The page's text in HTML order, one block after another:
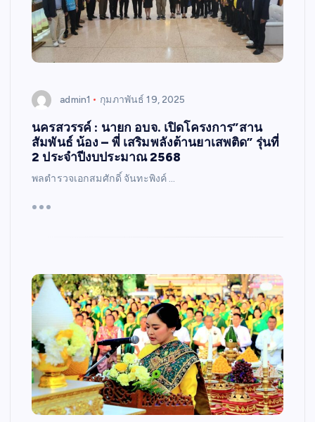
admin1 กุมภาพันธ์ 19, 2025
นครสวรรค์ : นายก อบจ. เปิดโครงการ”สาน
สัมพันธ์ น้อง – พี่ เสริมพลังต้านยาเสพติด” รุ่นที่
2 ประจำปีงบประมาณ 2568
พลตำรวจเอกสมศักดิ์ จันทะพิงค์ …